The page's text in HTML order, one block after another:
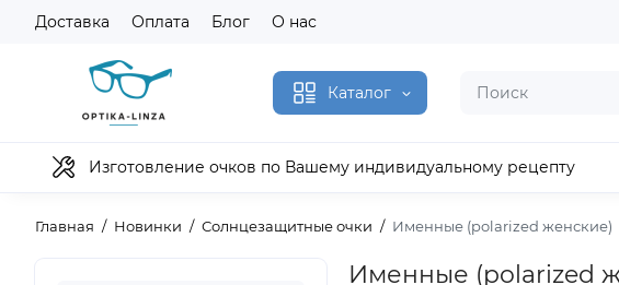
Доставка Оплата Блог О нас
Каталог
Изготовление очков по Вашему индивидуальному рецепту
Главная Новинки Солнцезащитные очки Именные (polarized женские)
Именные (polarized